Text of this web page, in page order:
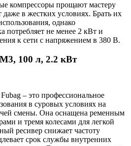
компрессоры прощают мастеру
даже в жестких условиях. Брать их
однако
потребляет не менее 2 кВт и
к сети с напряжением в 380 В.
100 л, 2.2 кВт
– это профессиональное
в суровых условиях на
смены. Она оснащена ременным
и тремя колесами для легкой
ресивер снижает частоту
срок службы внутренних